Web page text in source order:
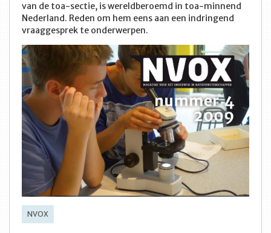
van de toa-sectie, is wereldberoemd in toa-minnend
Nederland. Reden om hem eens aan een indringend
vraaggesprek te onderwerpen.
NVOX